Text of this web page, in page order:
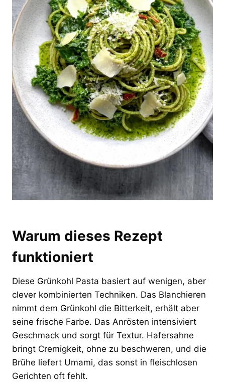
Warum dieses Rezept
funktioniert
Diese Grünkohl Pasta basiert auf wenigen, aber
clever kombinierten Techniken. Das Blanchieren
nimmt dem Grünkohl die Bitterkeit, erhält aber
seine frische Farbe. Das Anrösten intensiviert
Geschmack und sorgt für Textur. Hafersahne
bringt Cremigkeit, ohne zu beschweren, und die
Brühe liefert Umami, das sonst in fleischlosen
Gerichten oft fehlt.